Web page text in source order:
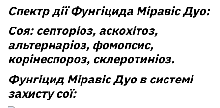
Спектр дії Фунгіцида Міравіс Дуо:
Соя:септоріоз, аскохітоз,
альтернаріоз, фомопсис,
корінеспороз, склеротиніоз.
Фунгіцид Міравіс Дуо в системі
захисту сої: